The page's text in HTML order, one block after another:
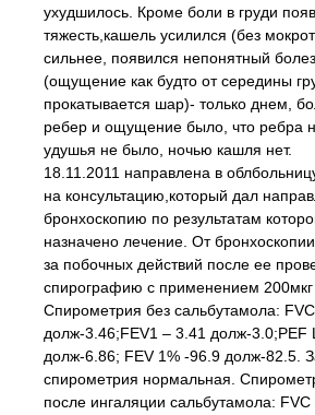
ухудшилось. Кроме боли в груди
тяжесть,кашель усилился (без
сильнее, появился непонятный
(ощущение как будто от середины
прокатывается шар)- только днем,
ребер и ощущение было, что ребра
удушья не было, ночью кашля нет.
18.11.2011 направлена в
на консультацию,который дал
бронхоскопию по результатам
назначено лечение. От
за побочных действий после ее
спирографию с применением 200мкг
Спирометрия без сальбутамола:
долж-3.46;FEV1 – 3.41 долж-3.0;PEF
долж-6.86; FEV 1% -96.9 долж-82.5.
спирометрия нормальная.
после ингаляции сальбутамола: